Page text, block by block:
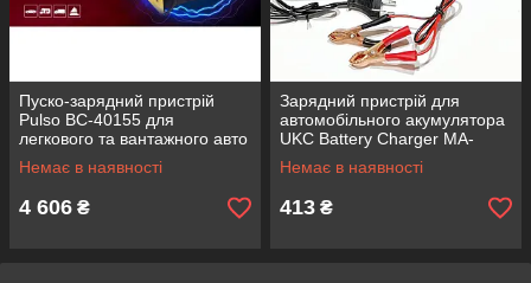
Пуско-зарядний пристрій
Pulso BC-40155 для
легкового та вантажного авто
| 12-24V/30A/Start-100A/20-
300AH |
Немає в наявності
4 606 ₴
Зарядний пристрій для
автомобільного акумулятора
UKC Battery Charger MA-
1205A 12V, 5 А
Немає в наявності
413 ₴